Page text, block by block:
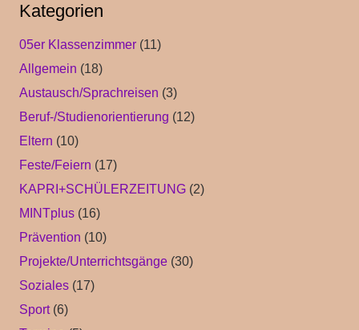
Kategorien
05er Klassenzimmer (11)
Allgemein (18)
Austausch/Sprachreisen (3)
Beruf-/Studienorientierung (12)
Eltern (10)
Feste/Feiern (17)
KAPRI+SCHÜLERZEITUNG (2)
MINTplus (16)
Prävention (10)
Projekte/Unterrichtsgänge (30)
Soziales (17)
Sport(6)